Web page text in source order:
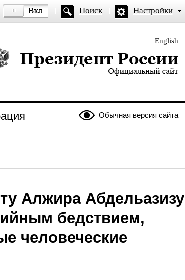
Поиск Настройки
English
России — официальный сайт
Обычная версия сайта
Алжира Абдельазизу
бедствием,
человеческие